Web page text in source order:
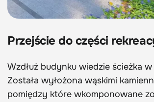
Przejście do części
Wzdłuż budynku wiedzie ścieżka
Została wyłożona wąskimi
pomiędzy które wkomponowane